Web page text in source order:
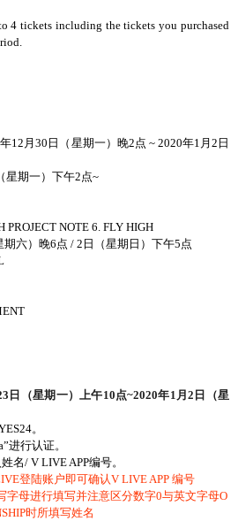
4 tickets including the tickets you purchased
12月30日（星期一）晚2点 ~ 2020年1月2日
星期一）下午2点~
NOTE 6. FLY HIGH
六）晚6点 / 2日（星期日）下午5点
日（星期一）上午10点~2020年1月2日（星
。
进行认证。
名/ V LIVE APP编号。
登陆账户即可确认V LIVE APP 编号
字母进行填写并注意区分数字0与英文字母O
时所填写姓名